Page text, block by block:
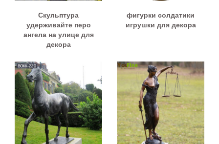
Скульптура
удерживайте перо
ангела на улице для
декора
фигурки солдатики
игрушки для декора